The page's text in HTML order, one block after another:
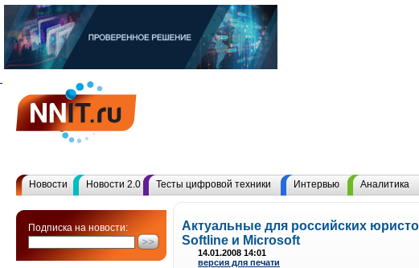
Новости Новости 2.0 Тесты цифровой техники Интервью Аналитика
Подписка на новости:
Актуальные для российских
Softline и Microsoft
14.01.2008 14:01
версия для печати